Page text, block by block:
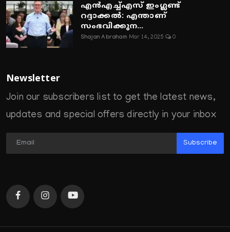
എൻഎച്ച്എസ് ഇംഗ്ലണ്ട്
റദ്ദാക്കൽ: എന്താണ്
സംഭവിക്കുന...
Shajan Abraham Mar 14, 2025 0
Newsletter
Join our subscribers list to get the latest news,
updates and special offers directly in your inbox
Subscribe